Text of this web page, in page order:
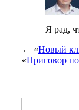
Я рад,
← «Новый
«Приговор